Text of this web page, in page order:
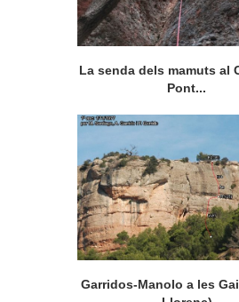
La senda dels mamuts al
Pont...
Garridos-Manolo a les